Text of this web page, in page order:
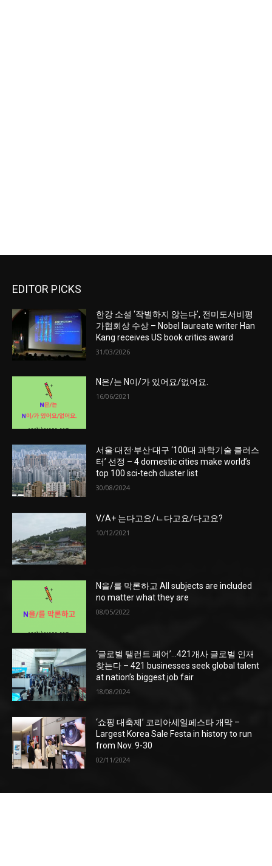
EDITOR PICKS
한강 소설 ‘작별하지 않는다’, 전미도서비평
가협회상 수상 – Nobel laureate writer Han
Kang receives US book critics award
31/03/2026
N은/는 N이/가 있어요/없어요.
16/06/2021
서울·대전·부산·대구 ‘100대 과학기술 클러스
터’ 선정 – 4 domestic cities make world’s
top 100 sci-tech cluster list
30/08/2024
V/A+ 는다고요/ㄴ다고요/다고요?
10/12/2021
N을/를 막론하고 All subjects are included
no matter what they are
08/05/2022
‘글로벌 탤런트 페어’…421개사 글로벌 인재
찾는다 – 421 businesses seek global talent
at nation’s biggest job fair
18/08/2024
‘쇼핑 대축제’ 코리아세일페스타 개막 –
Largest Korea Sale Festa in history to run
from Nov. 9-30
02/11/2024